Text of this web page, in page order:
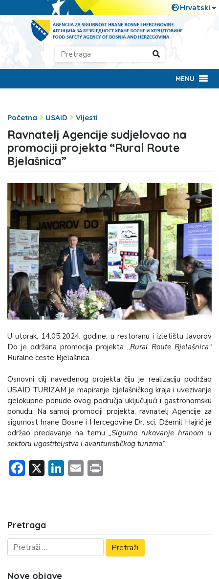
MENU
Početna USAID Vijesti
Ravnatelj Agencije sudjelovao na
promociji projekta “Rural Route
Bjelašnica”
U utorak, 14.05.2024. godine, u restoranu i izletištu Javorov
Do je održana promocija projekta „Rural Route Bjelašnica“
Ruralne ceste Bjelašnica.
Osnovni cilj navedenog projekta čiju je realizaciju podržao
USAID TURIZAM je mapiranje bjelašničkog kraja i uvezivanje
cjelokupne ponude ovog područja uključujući i gastronomsku
ponudu. Na samoj promociji projekta, ravnatelj Agencije za
sigurnost hrane Bosne i Hercegovine Dr. sci. Džemil Hajrić je
održao predavanje na temu„Sigurno rukovanje hranom u
sektoru ugostiteljstva i avanturističkog turizma“.
Facebook
X LinkedIn
Email
Pretraga
Nove objave